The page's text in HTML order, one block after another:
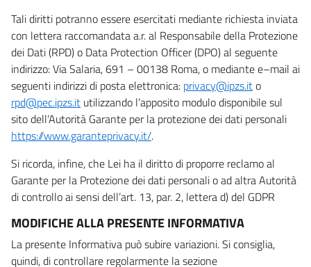
Tali diritti potranno essere esercitati mediante richiesta inviata
con lettera raccomandata a.r. al Responsabile della Protezione
dei Dati (RPD) o Data Protection Officer (DPO) al seguente
indirizzo: Via Salaria, 691 – 00138 Roma, o mediante e–mail ai
seguenti indirizzi di posta elettronica: privacy@ipzs.ito
rpd@pec.ipzs.it utilizzando l’apposito modulo disponibile sul
sito dell’Autorità Garante per la protezione dei dati personali
https://www.garanteprivacy.it/.
Si ricorda, infine, che Lei ha il diritto di proporre reclamo al
Garante per la Protezione dei dati personali o ad altra Autorità
di controllo ai sensi dell’art. 13, par. 2, lettera d) del GDPR
MODIFICHE ALLA PRESENTE INFORMATIVA
La presente Informativa può subire variazioni. Si consiglia,
quindi, di controllare regolarmente la sezione